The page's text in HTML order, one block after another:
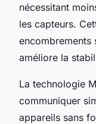
nécessitant
les capteurs.
encombrements
améliore la
La technologie
communiquer
appareils sans